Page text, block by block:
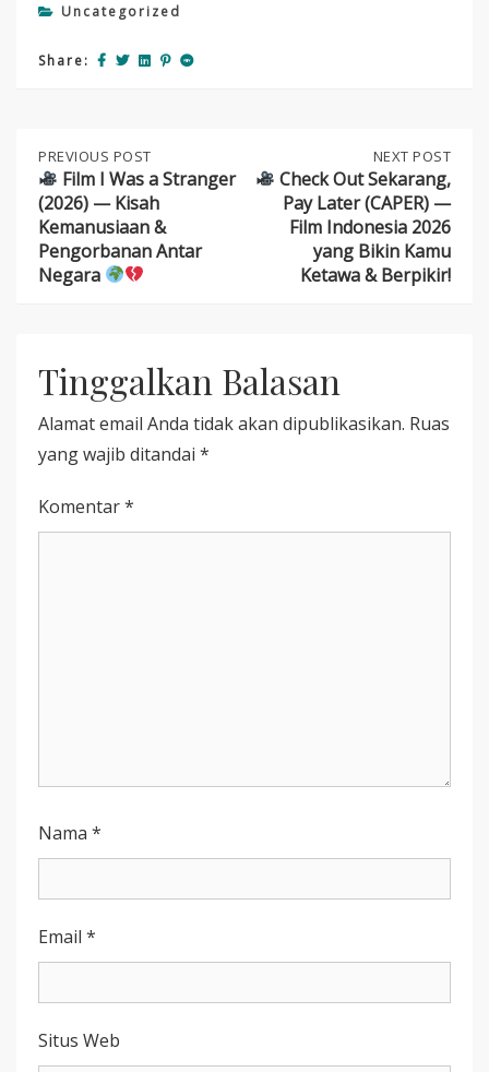
Uncategorized
Share:
Post
navigation
PREVIOUS
POST:
FILM
I
WAS
A
KEMANUSIAAN
&
ANTAR
NEGARA
PREVIOUS POST
Film I Was a Stranger
(2026) — Kisah
Kemanusiaan &
Pengorbanan Antar
Negara
POST:
CHECK
SEKARANG,
INDONESIA
2026
BIKIN
NEXT POST
Check Out Sekarang,
Pay Later (CAPER) —
Film Indonesia 2026
yang Bikin Kamu
Ketawa & Berpikir!
Tinggalkan Balasan
Alamat email Anda tidak akan dipublikasikan. Ruas
yang wajib ditandai *
Komentar*
Nama *
Email *
Situs Web